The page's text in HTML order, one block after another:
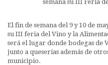
El fin de semana del 9 y 10 de
su III feria del Vino y la
será el lugar donde bodegas de
junto a queserías además de
municipio.